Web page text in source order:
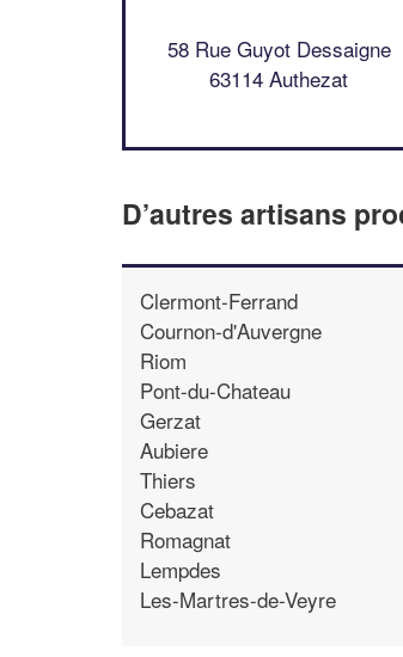
58 Rue Guyot Dessaigne
63114 Authezat
D’autres artisans
Clermont-Ferrand
Cournon-d'Auvergne
Riom
Pont-du-Chateau
Gerzat
Aubiere
Thiers
Cebazat
Romagnat
Lempdes
Les-Martres-de-Veyre